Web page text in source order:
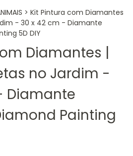
> Kit Pintura com Diamantes
- 30 x 42 cm - Diamante
5D DIY
Diamantes |
no Jardim -
Diamante
Painting